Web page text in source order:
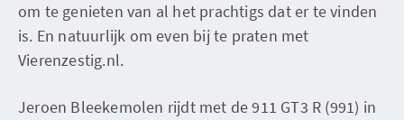
om te genieten van al het prachtigs dat er te vinden
is. En natuurlijk om even bij te praten met
Vierenzestig.nl.
Jeroen Bleekemolen rijdt met de 911 GT3 R (991) in